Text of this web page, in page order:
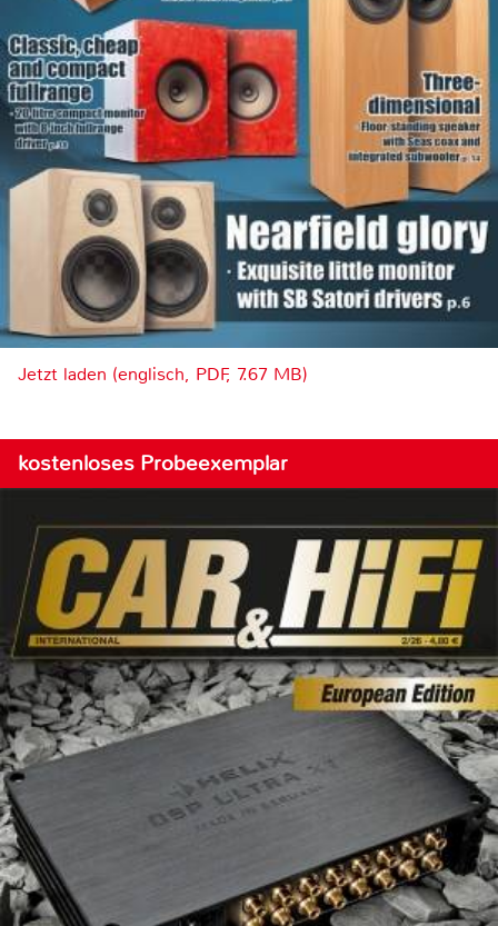
Jetzt laden (englisch, PDF, 7.67 MB)
kostenloses Probeexemplar